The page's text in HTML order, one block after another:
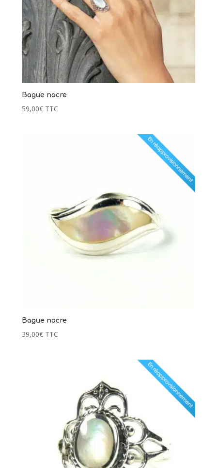
Bague nacre
59,00€ TTC
Bague nacre
39,00€ TTC